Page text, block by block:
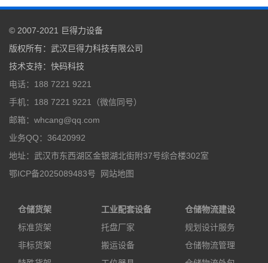
© 2007-2021
巨得力设备
版权所有： 武汉巨得力科技有限公司
技术支持： 快码科技
电话：188 7221 9221
手机：188 7221 9221（微信同号）
邮箱：whcang@qq.com
业务QQ：36420992
地址：武汉市东西湖区金银湖北街附37号综合楼302室
鄂ICP备2025089483号
网站地图
仓储货架
标准货架
非标货架
工业配套设备
托盘厂家
搬运设备
仓储物流建设
规划设计服务
仓储物流管理